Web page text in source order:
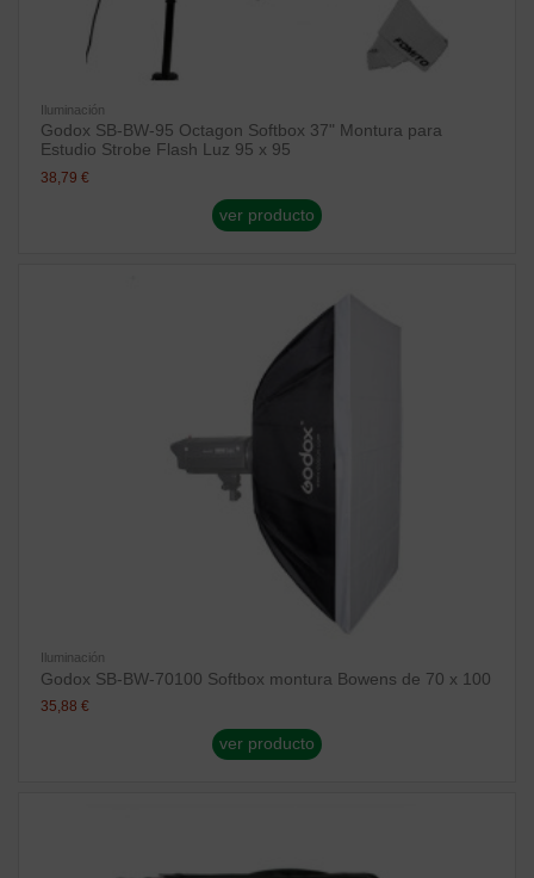
Iluminación
Godox SB-BW-95 Octagon Softbox 37" Montura para
Estudio Strobe Flash Luz 95 x 95
38,79 €
ver producto
Iluminación
Godox SB-BW-70100 Softbox montura Bowens de 70 x 100
35,88 €
ver producto